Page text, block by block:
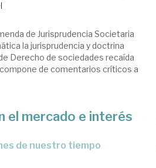
de Jurisprudencia Societaria
la jurisprudencia y doctrina
Derecho de sociedades recaída
de comentarios críticos a
el mercado e interés
de nuestro tiempo